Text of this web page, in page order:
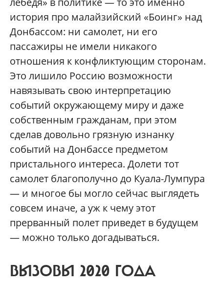
история про малайзийский «Боинг» над
Донбассом: ни самолет, ни его
пассажиры не имели никакого
отношения к конфликтующим сторонам.
Это лишило Россию возможности
навязывать свою интерпретацию
событий окружающему миру и даже
собственным гражданам, при этом
сделав довольно грязную изнанку
событий на Донбассе предметом
пристального интереса. Долети тот
самолет благополучно до Куала-Лумпура
— и многое бы могло сейчас выглядеть
совсем иначе, а уж к чему этот
прерванный полет приведет в будущем
— можно только догадываться.
ВЫЗОВЫ 2020 ГОДА